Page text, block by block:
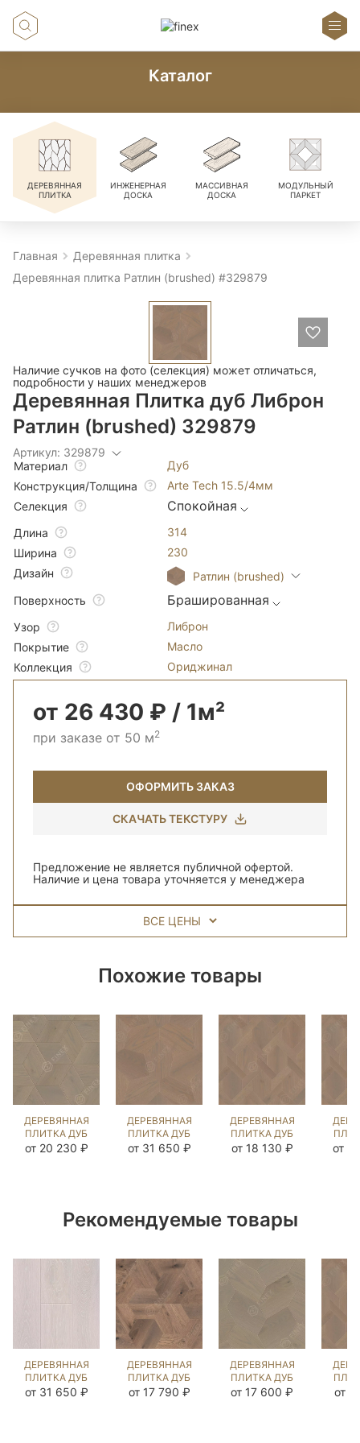
Каталог
ДЕРЕВЯННАЯ
ПЛИТКА
ИНЖЕНЕРНАЯ
ДОСКА
МАССИВНАЯ
ДОСКА
МОДУЛЬНЫЙ
ПАРКЕТ
Главная
Деревянная плитка
Деревянная плитка Ратлин (brushed) #329879
Наличие сучков на фото (селекция) может отличаться,
подробности у наших менеджеров
Деревянная Плитка дуб Либрон
Ратлин (brushed) 329879
Артикул: 329879
Материал
Дуб
Конструкция/Толщина
Arte Tech 15.5/4мм
Селекция
Спокойная
Длина
314
Ширина
230
Дизайн
Ратлин (brushed)
Поверхность
Брашированная
Узор
Либрон
Покрытие
Масло
Коллекция
Ориджинал
от 26 430 ₽ / 1м²
при заказе от 50 м2
ОФОРМИТЬ ЗАКАЗ
СКАЧАТЬ ТЕКСТУРУ
Предложение не является публичной офертой.
Наличие и цена товара уточняется у менеджера
ВСЕ ЦЕНЫ
Похожие товары
ДЕРЕВЯННАЯ
ПЛИТКА ДУБ
КУБ РАТЛИН
от 20 230 ₽
ДЕРЕВЯННАЯ
ПЛИТКА ДУБ
ЛИБРОН
от 31 650 ₽
ДЕРЕВЯННАЯ
ПЛИТКА ДУБ
ВИНЬЕТТО
от 18 130 ₽ от
Рекомендуемые товары
ДЕРЕВЯННАЯ
ПЛИТКА ДУБ
ЛИБРОН
от 31 650 ₽
ДЕРЕВЯННАЯ
ПЛИТКА ДУБ
АРЕЦЦО
от 17 790 ₽
ДЕРЕВЯННАЯ
ПЛИТКА ДУБ
ЭФФЕТТО
от 17 600 ₽ от